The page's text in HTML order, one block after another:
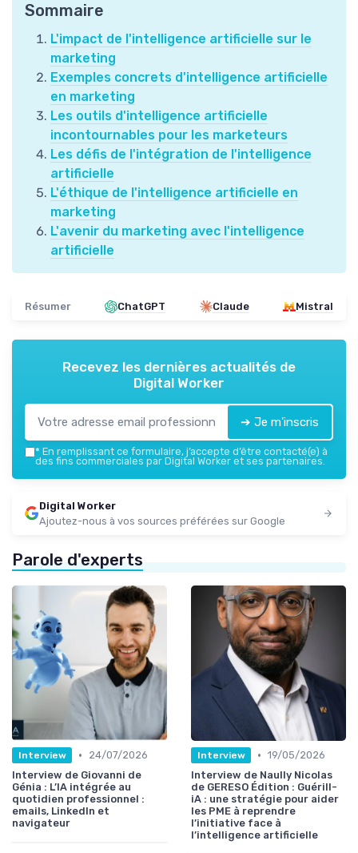
Sommaire
L'impact de l'intelligence artificielle sur le
marketing
Exemples concrets d'intelligence artificielle
en marketing
Les outils d'intelligence artificielle
incontournables pour les marketeurs
Les défis de l'intégration de l'intelligence
artificielle
L'éthique de l'intelligence artificielle en
marketing
L'avenir du marketing avec l'intelligence
artificielle
Résumer ChatGPT Claude Mistral
Recevez les dernières actualités de
Digital Worker
➔ Je m'inscris
* En remplissant ce formulaire, j’accepte d’être contacté(e) à
des fins commerciales par Digital Worker et ses partenaires.
Digital Worker
Ajoutez-nous à vos sources préférées sur Google
Parole d'experts
Interview •
24/07/2026
Interview de Giovanni de
Génia : L’IA intégrée au
quotidien professionnel :
emails, LinkedIn et
navigateur
Interview • 19/05/2026
Interview de Naully Nicolas
de GERESO Édition : Guérill-
iA : une stratégie pour aider
les PME à reprendre
l’initiative face à
l’intelligence artificielle